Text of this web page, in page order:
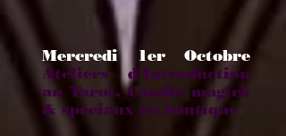
Mercredi 1er Octobre
Ateliers d'Introduction
au Tarot, Candle magick
& spéciaux en boutique